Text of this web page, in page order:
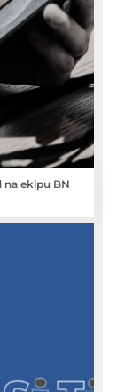
na ekipu BN